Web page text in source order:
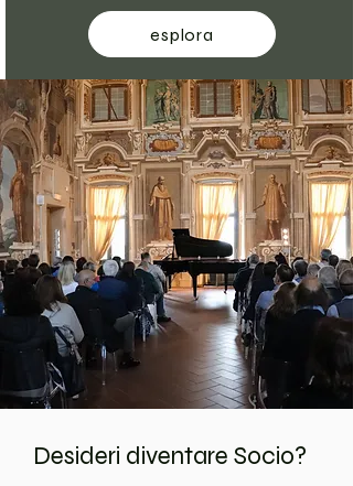
esplora
Desideri diventare Socio?